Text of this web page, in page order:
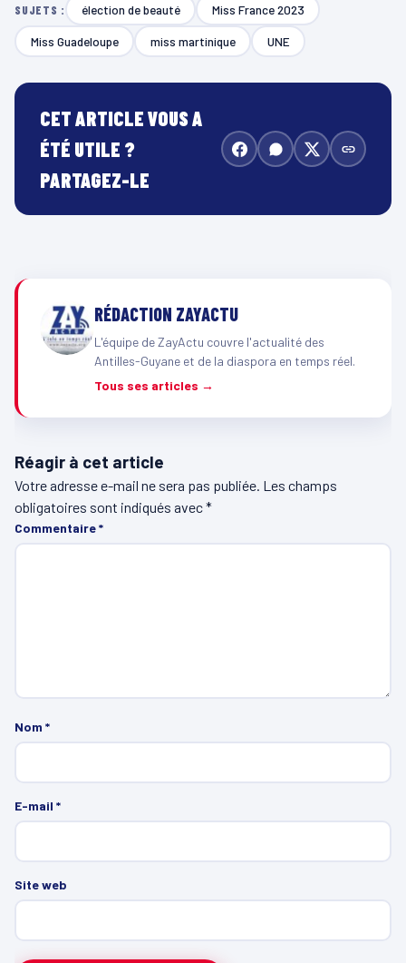
SUJETS : élection de beauté Miss France 2023
Miss Guadeloupe miss martinique UNE
CET ARTICLE VOUS A
ÉTÉ UTILE ?
PARTAGEZ-LE
RÉDACTION ZAYACTU
L'équipe de ZayActu couvre l'actualité des
Antilles-Guyane et de la diaspora en temps réel.
Tous ses articles →
Réagir à cet article
Votre adresse e-mail ne sera pas publiée. Les champs
obligatoires sont indiqués avec*
Commentaire*
Nom *
E-mail *
Site web